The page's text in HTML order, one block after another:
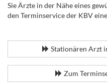
Sie Ärzte in der Nähe eines
den Terminservice der KBV
Stationären Arzt
Zum